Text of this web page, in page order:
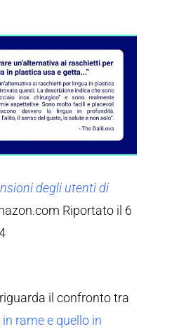
degli utenti di
Riportato il 6
il confronto tra
rame e quello in